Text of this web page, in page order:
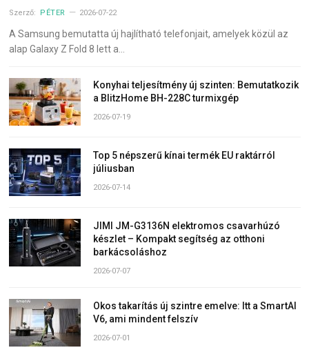
Szerző: PÉTER 2026-07-22
A Samsung bemutatta új hajlítható telefonjait, amelyek közül az
alap Galaxy Z Fold 8 lett a…
Konyhai teljesítmény új szinten: Bemutatkozik
a BlitzHome BH-228C turmixgép
2026-07-19
Top 5 népszerű kínai termék EU raktárról
júliusban
2026-07-14
JIMI JM-G3136N elektromos csavarhúzó
készlet – Kompakt segítség az otthoni
barkácsoláshoz
2026-07-07
Okos takarítás új szintre emelve: Itt a SmartAI
V6, ami mindent felszív
2026-07-01